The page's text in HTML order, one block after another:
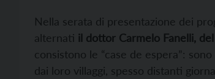
Nella serata di presentazione dei
alternati il dottor Carmelo Fanelli,
consistono le “case de espera”:
dai loro villaggi, spesso distanti